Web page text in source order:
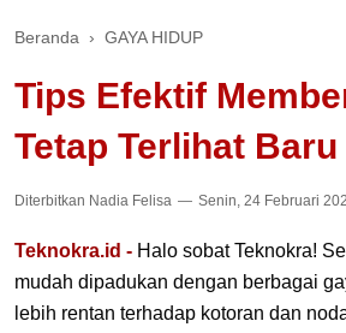
Beranda › GAYA HIDUP
Tips Efektif
Tetap Terlihat Baru
Diterbitkan Nadia Felisa Senin, 24 Februari
Teknokra.id - Halo sobat Teknokra!
mudah dipadukan dengan berbagai
lebih rentan terhadap kotoran dan